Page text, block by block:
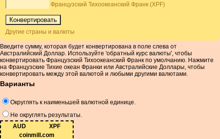
Французский Тихоокеанский Франк (XPF)
Другие страны и валюты
Введите сумму, которая будет конвертирована в поле слева от
Австралийский Доллар. Используйте 'обратный курс валюты', чтобы
конвертировать Французский Тихоокеанский Франк по умолчанию. Нажмите
на Французские Тихие океан Франки или Австралийские Доллары, чтобы
конвертировать между этой валютой и любыми другими валютами.
Варианты
Округлять к наименьшей валютной единице.
Не округлять результаты.
AUD
XPF
coinmill.com